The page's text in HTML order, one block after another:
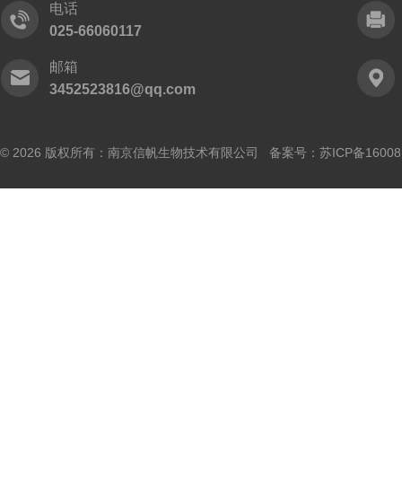
电话
025-66060117
邮箱
3452523816@qq.com
© 2026 版权所有：南京信帆生物技术有限公司 备案号： 苏ICP备